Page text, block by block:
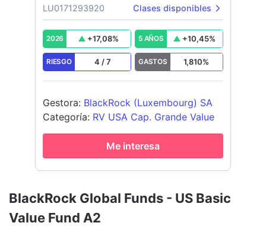
BlackRock Global Funds - US Basic
Value Fund A2
LU0171293920 Clases disponibles
2026 +17,08% 5 AÑOS +10,45%
RIESGO 4 /7 GASTOS 1,810%
Gestora: BlackRock (Luxembourg) SA
Categoría: RV USA Cap. Grande Value
Me interesa